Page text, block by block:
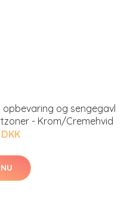
og sengegavl
- Krom/Cremehvid